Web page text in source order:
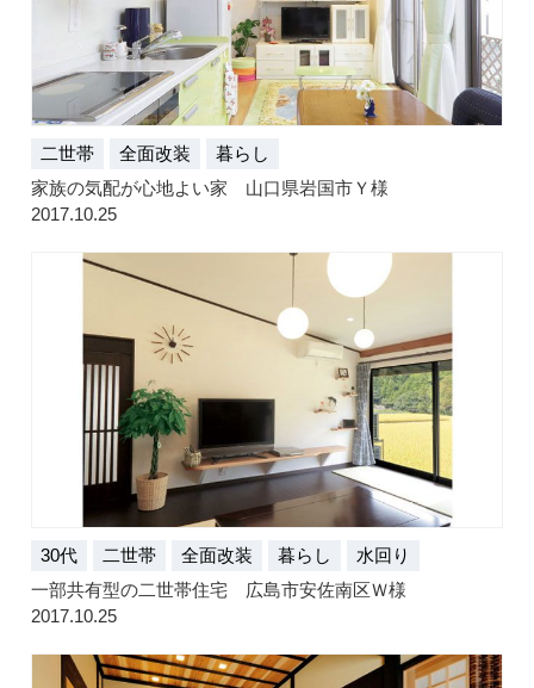
二世帯 全面改装
暮らし
家族の気配が心地よい家 山口県岩国市Ｙ様
2017.10.25
30代 二世帯 全面改装 暮らし
水回り
一部共有型の二世帯住宅 広島市安佐南区Ｗ様
2017.10.25